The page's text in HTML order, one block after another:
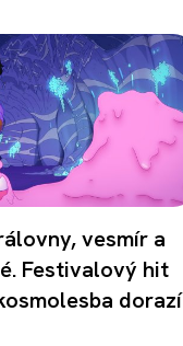
vesmír a
Festivalový hit
dorazí